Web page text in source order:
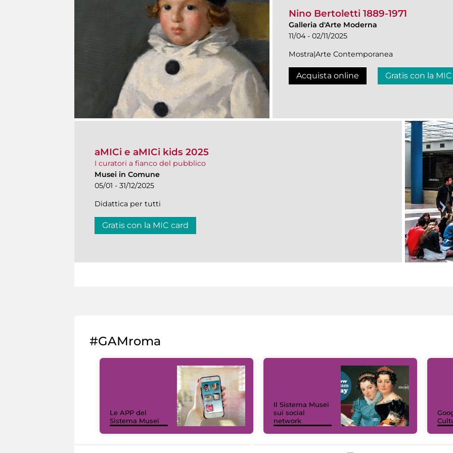
Nino Bertoletti 1889-1971
Galleria d'Arte Moderna
11/04 - 02/11/2025
Mostra|Arte Contemporanea
Acquista online Gratis con la
aMICi e aMICi kids 2025
I curatori a fianco del pubblico
Musei in Comune
05/01 - 31/12/2025
Didattica per tutti
Gratis con la MIC card
#GAMroma
Le APP del
Sistema Musei
Il Sistema Musei
sui social
network